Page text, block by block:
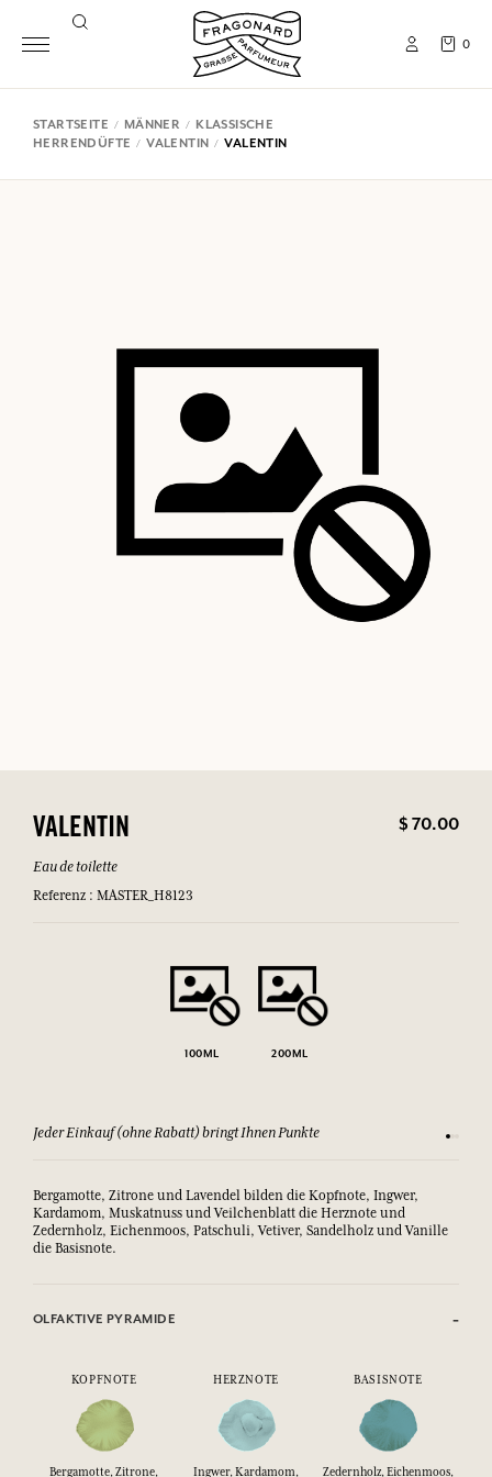
0
STARTSEITE MÄNNER
KLASSISCHE
HERRENDÜFTE
VALENTIN VALENTIN
VALENTIN $ 70.00
Eau de toilette
Referenz : MASTER_H8123
100ML 200ML
Jeder Einkauf (ohne Rabatt) bringt Ihnen Punkte Sehen
Bergamotte, Zitrone und Lavendel bilden die Kopfnote, Ingwer,
Kardamom, Muskatnuss und Veilchenblatt die Herznote und
Zedernholz, Eichenmoos, Patschuli, Vetiver, Sandelholz und Vanille
die Basisnote.
OLFAKTIVE PYRAMIDE
KOPFNOTE HERZNOTE BASISNOTE
Bergamotte, Zitrone,
Ingwer, Kardamom,
Zedernholz, Eichenmoos,